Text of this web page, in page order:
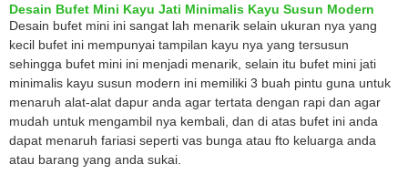
Desain Bufet Mini Kayu Jati Minimalis Kayu Susun Modern
Desain bufet mini ini sangat lah menarik selain ukuran nya yang
kecil bufet ini mempunyai tampilan kayu nya yang tersusun
sehingga bufet mini ini menjadi menarik, selain itu bufet mini jati
minimalis kayu susun modern ini memiliki 3 buah pintu guna untuk
menaruh alat-alat dapur anda agar tertata dengan rapi dan agar
mudah untuk mengambil nya kembali, dan di atas bufet ini anda
dapat menaruh fariasi seperti vas bunga atau fto keluarga anda
atau barang yang anda sukai.